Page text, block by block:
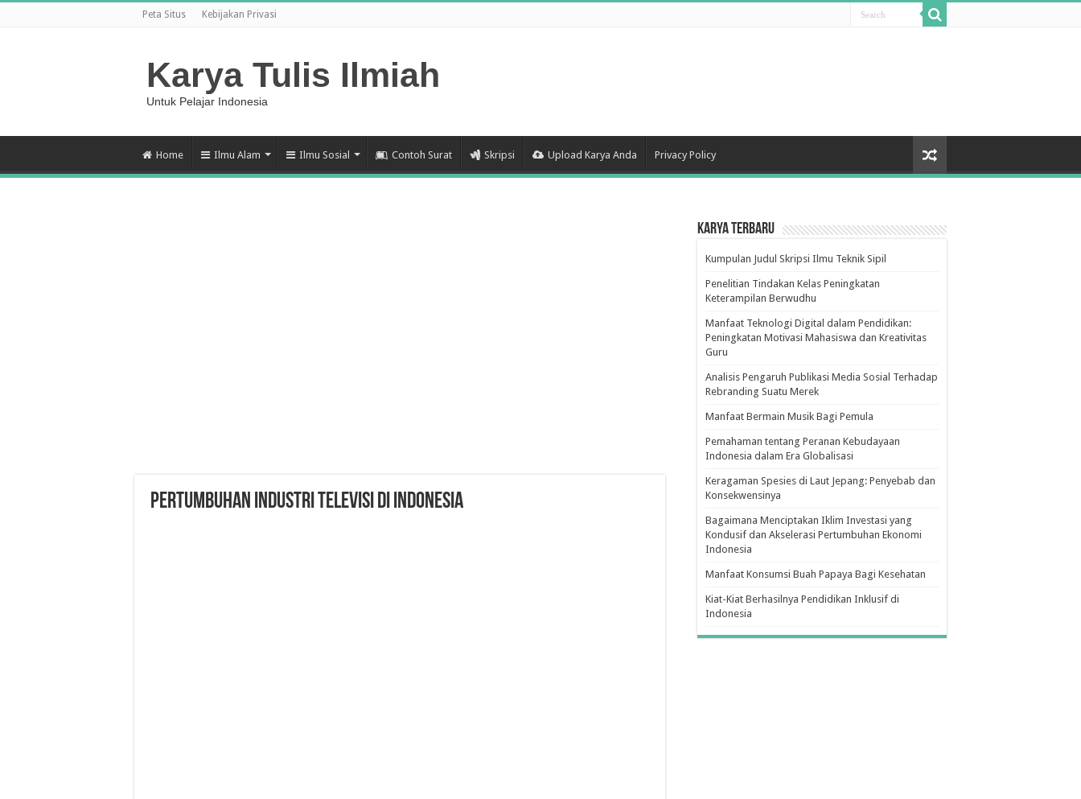
Peta Situs Kebijakan Privasi
Karya Tulis Ilmiah
Untuk Pelajar Indonesia
Home Ilmu Alam Ilmu Sosial Contoh Surat Skripsi Upload Karya Anda Privacy Policy
Pertumbuhan Industri Televisi Di Indonesia
Karya Terbaru
Kumpulan Judul Skripsi Ilmu Teknik Sipil
Penelitian Tindakan Kelas Peningkatan
Keterampilan Berwudhu
Manfaat Teknologi Digital dalam Pendidikan:
Peningkatan Motivasi Mahasiswa dan Kreativitas
Guru
Analisis Pengaruh Publikasi Media Sosial Terhadap
Rebranding Suatu Merek
Manfaat Bermain Musik Bagi Pemula
Pemahaman tentang Peranan Kebudayaan
Indonesia dalam Era Globalisasi
Keragaman Spesies di Laut Jepang: Penyebab dan
Konsekwensinya
Bagaimana Menciptakan Iklim Investasi yang
Kondusif dan Akselerasi Pertumbuhan Ekonomi
Indonesia
Manfaat Konsumsi Buah Papaya Bagi Kesehatan
Kiat-Kiat Berhasilnya Pendidikan Inklusif di
Indonesia